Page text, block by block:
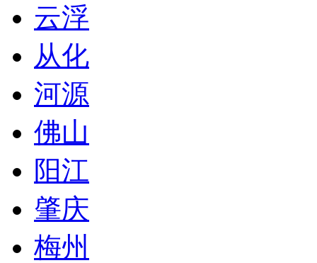
云浮
从化
河源
佛山
阳江
肇庆
梅州